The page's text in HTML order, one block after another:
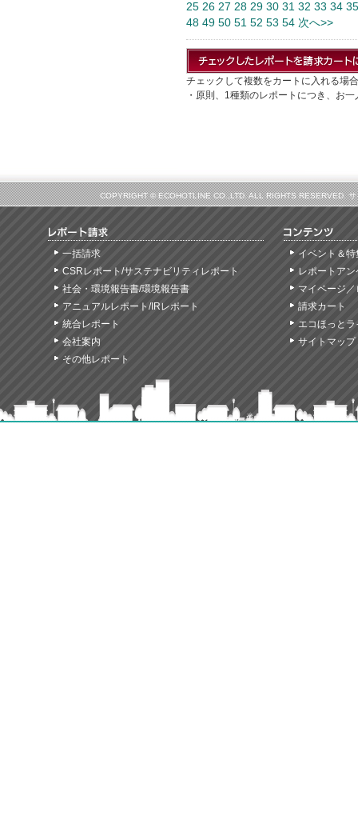
25 26 27 28 29 30 31 32 33 34 35
48 49 50 51 52 53 54 次へ>>
チェックして複数をカートに入れる場
・原則、1種類のレポートにつき、お
COPYRIGHT © ECOHOTLINE CO.,LTD. ALL RIGHTS RESERVED.
一括請求
CSRレポート/サステナビリティレポート
社会・環境報告書/環境報告書
アニュアルレポート/IRレポート
統合レポート
会社案内
その他レポート
イベント＆特
レポートア
マイページ
請求カート
エコほっと
サイトマップ